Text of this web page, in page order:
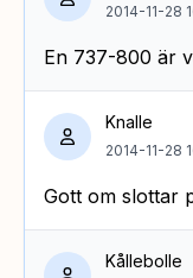
2014-11-28
En 737-800 är
Knalle
2014-11-28
Gott om slottar
Kållebolle